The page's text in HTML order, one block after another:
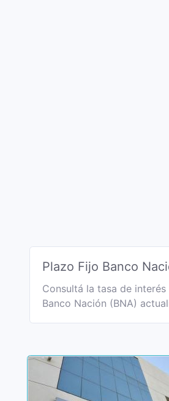
Plazo Fijo Banco
Consultá la tasa de
Banco Nación (BNA)